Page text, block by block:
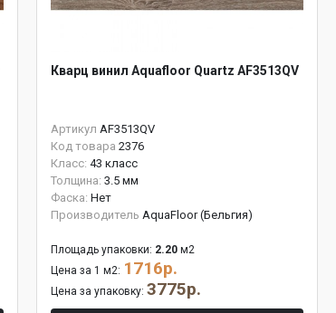
Кварц винил Aquafloor Quartz AF3513QV
Артикул AF3513QV
Код товара 2376
Класс: 43 класс
Толщина: 3.5 мм
Фаска: Нет
Производитель AquaFloor (Бельгия)
Площадь упаковки: 2.20 м2
Цена за 1 м2: 1716р.
Цена за упаковку: 3775р.